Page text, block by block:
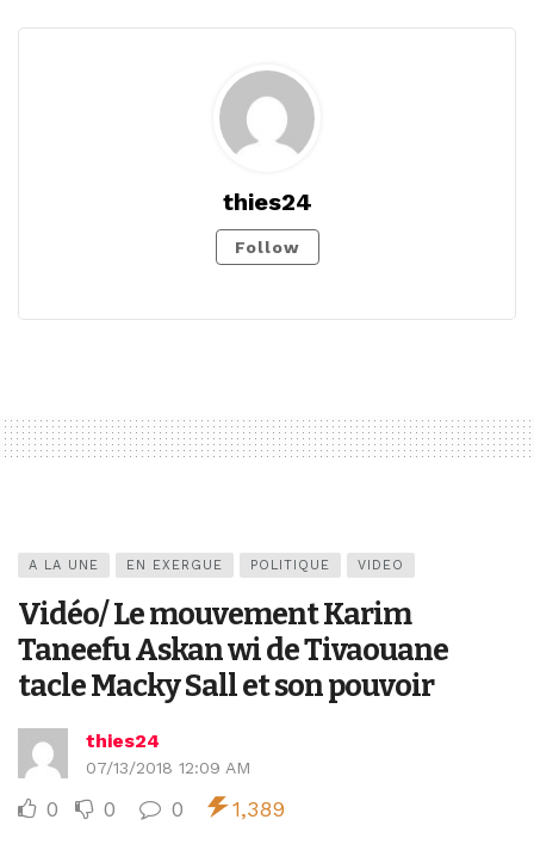
thies24
Follow
A LA UNE EN EXERGUE POLITIQUE VIDEO
Vidéo/ Le mouvement Karim
Taneefu Askan wi de Tivaouane
tacle Macky Sall et son pouvoir
thies24
07/13/2018 12:09 AM
0 0 0 1,389